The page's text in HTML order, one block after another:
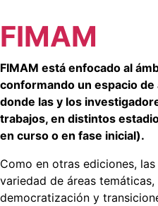
FIMAM
FIMAM está enfocado al
conformando un espacio
donde las y los
trabajos, en distintos
en curso o en fase inicial).
Como en otras ediciones,
variedad de áreas
democratización y